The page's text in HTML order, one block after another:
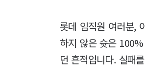
롯데 임직원 여러분,
하지 않은 슛은
던 흔적입니다. 실패